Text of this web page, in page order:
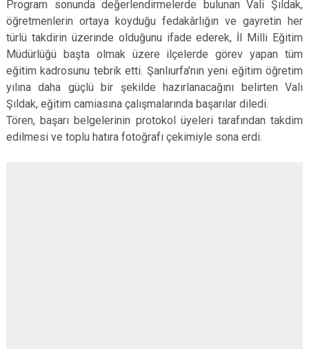
Program sonunda değerlendirmelerde bulunan Vali Şıldak,
öğretmenlerin ortaya koyduğu fedakârlığın ve gayretin her
türlü takdirin üzerinde olduğunu ifade ederek, İl Milli Eğitim
Müdürlüğü başta olmak üzere ilçelerde görev yapan tüm
eğitim kadrosunu tebrik etti. Şanlıurfa'nın yeni eğitim öğretim
yılına daha güçlü bir şekilde hazırlanacağını belirten Vali
Şıldak, eğitim camiasına çalışmalarında başarılar diledi.
Tören, başarı belgelerinin protokol üyeleri tarafından takdim
edilmesi ve toplu hatıra fotoğrafı çekimiyle sona erdi.